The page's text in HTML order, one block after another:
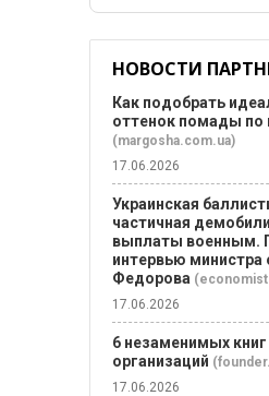
НОВОСТИ
Как подобрать
оттенок помады по
(margosha.com.ua)
17.06.2026
Украинская
частичная
выплаты военным.
интервью министра
Федорова
17.06.2026
6 незаменимых
организаций
17.06.2026